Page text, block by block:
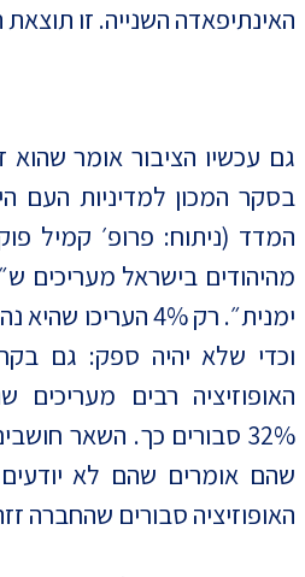
האינתיפאדה השנייה. זו תוצאת
גם עכשיו הציבור אומר שהוא
בסקר המכון למדיניות העם
מהיהודים בישראל מעריכים
ימנית״. רק 4%
וכדי שלא יהיה ספק: גם
האופוזיציה רבים מעריכים
32% סבורים כך. השאר
האופוזיציה סבורים שהחברה